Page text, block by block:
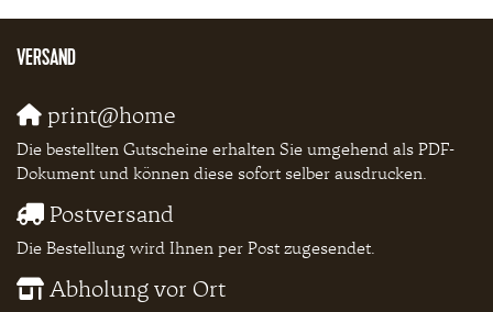
VERSAND
print@home
Die bestellten Gutscheine erhalten Sie umgehend als PDF-
Dokument und können diese sofort selber ausdrucken.
Postversand
Die Bestellung wird Ihnen per Post zugesendet.
Abholung vor Ort